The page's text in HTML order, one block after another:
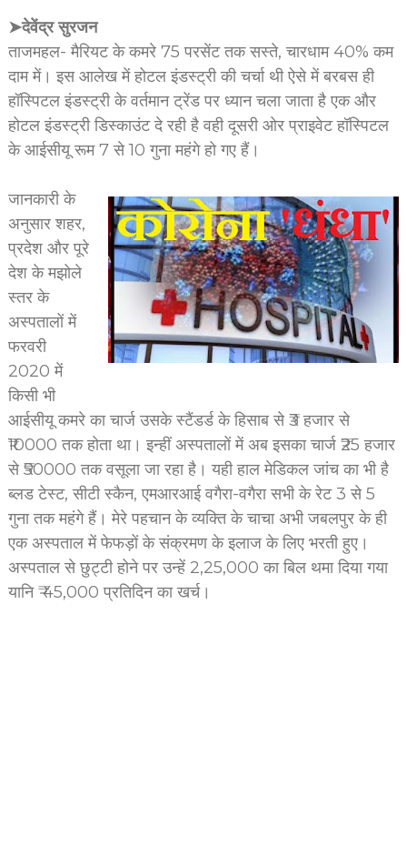
➤देवेंद्र सुरजन
ताजमहल- मैरियट के कमरे 75 परसेंट तक सस्ते, चारधाम 40% कम
दाम में। इस आलेख में होटल इंडस्ट्री की चर्चा थी ऐसे में बरबस ही
हॉस्पिटल इंडस्ट्री के वर्तमान ट्रेंड पर ध्यान चला जाता है एक और
होटल इंडस्ट्री डिस्काउंट दे रही है वही दूसरी ओर प्राइवेट हॉस्पिटल
के आईसीयू रूम 7 से 10 गुना महंगे हो गए हैं।
जानकारी के
अनुसार शहर,
प्रदेश और पूरे
देश के मझोले
स्तर के
अस्पतालों में
फरवरी
2020 में
किसी भी
आईसीयू कमरे का चार्ज उसके स्टैंडर्ड के हिसाब से ₹3 हजार से
₹10000 तक होता था। इन्हीं अस्पतालों में अब इसका चार्ज ₹25 हजार
से ₹50000 तक वसूला जा रहा है। यही हाल मेडिकल जांच का भी है
ब्लड टेस्ट, सीटी स्कैन, एमआरआई वगैरा-वगैरा सभी के रेट 3 से 5
गुना तक महंगे हैं। मेरे पहचान के व्यक्ति के चाचा अभी जबलपुर के ही
एक अस्पताल में फेफड़ों के संक्रमण के इलाज के लिए भरती हुए।
अस्पताल से छुट्टी होने पर उन्हें 2,25,000 का बिल थमा दिया गया
यानि ₹ 45,000 प्रतिदिन का खर्च।